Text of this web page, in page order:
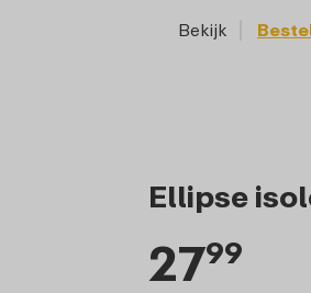
Bekijk
Ellipse
2799